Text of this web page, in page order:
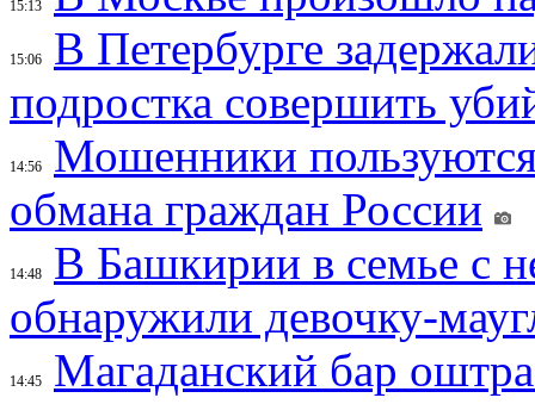
15:13
15:06
В Петербурге
подростка совершить
14:56
Мошенники
обмана граждан России
14:48
В Башкирии в семье с
обнаружили девочку-
14:45
Магаданский бар